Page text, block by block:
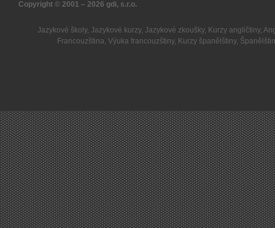
Copyright © 2001 – 2026 gdi, s.r.o.
Jazykové školy, Jazykové kurzy, Jazykové zkoušky, Kurzy angličtiny,
Francouzština,Výuka francouzštiny, Kurzy španělštiny,